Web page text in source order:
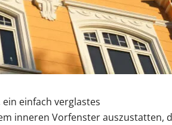
einfach verglastes
inneren Vorfenster auszustatten,